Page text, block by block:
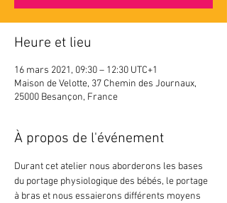
Heure et lieu
16 mars 2021, 09:30 – 12:30 UTC+1
Maison de Velotte, 37 Chemin des Journaux,
25000 Besançon, France
À propos de l'événement
Durant cet atelier nous aborderons les bases
du portage physiologique des bébés, le portage
à bras et nous essaierons différents moyens